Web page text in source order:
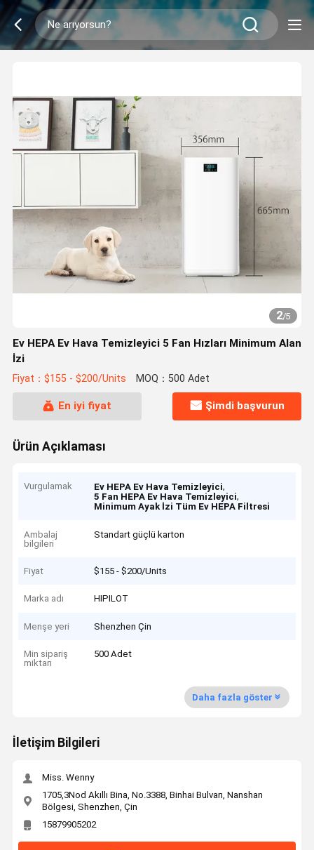
2/5
Ev HEPA Ev Hava Temizleyici 5 Fan Hızları Minimum Alan
İzi
Fiyat：$155 - $200/Units MOQ：500 Adet
En iyi fiyat Şimdi başvurun
Ürün Açıklaması
Vurgulamak Ev HEPA Ev Hava Temizleyici,
5 Fan HEPA Ev Hava Temizleyici,
Minimum Ayak İzi Tüm Ev HEPA Filtresi
Ambalaj
bilgileri
Standart güçlü karton
Fiyat $155 - $200/Units
Marka adı HIPILOT
Menşe yeri Shenzhen Çin
Min sipariş
miktarı
500 Adet
Daha fazla göster
İletişim Bilgileri
Miss. Wenny
1705,3Nod Akıllı Bina, No.3388, Binhai Bulvarı, Nanshan
Bölgesi, Shenzhen, Çin
15879905202